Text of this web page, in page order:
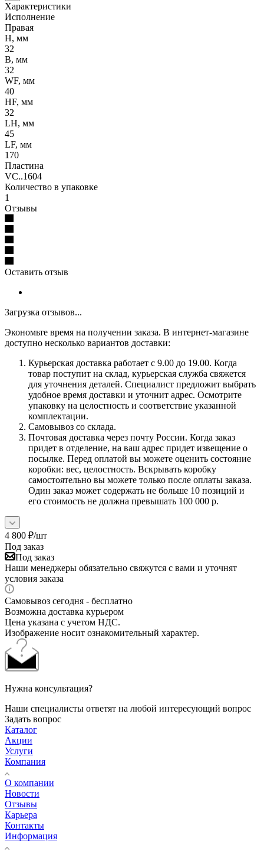
Характеристики
Исполнение
Правая
H, мм
32
B, мм
32
WF, мм
40
HF, мм
32
LH, мм
45
LF, мм
170
Пластина
VC..1604
Количество в упаковке
1
Отзывы
Оставить отзыв
Загрузка отзывов...
Экономьте время на получении заказа. В интернет-магазине
доступно несколько вариантов доставки:
Курьерская доставка работает с 9.00 до 19.00. Когда
товар поступит на склад, курьерская служба свяжется
для уточнения деталей. Специалист предложит выбрать
удобное время доставки и уточнит адрес. Осмотрите
упаковку на целостность и соответствие указанной
комплектации.
Самовывоз со склада.
Почтовая доставка через почту России. Когда заказ
придет в отделение, на ваш адрес придет извещение о
посылке. Перед оплатой вы можете оценить состояние
коробки: вес, целостность. Вскрывать коробку
самостоятельно вы можете только после оплаты заказа.
Один заказ может содержать не больше 10 позиций и
его стоимость не должна превышать 100 000 р.
4 800 ₽/шт
Под заказ
Под заказ
Наши менеджеры обязательно свяжутся с вами и уточнят
условия заказа
Самовывоз сегодня - бесплатно
Возможна доставка курьером
Цена указана с учетом НДС.
Изображение носит ознакомительный характер.
Нужна консультация?
Наши специалисты ответят на любой интересующий вопрос
Задать вопрос
Каталог
Акции
Услуги
Компания
О компании
Новости
Отзывы
Карьера
Контакты
Информация